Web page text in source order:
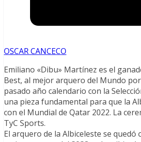
OSCAR CANCECO
Emiliano «Dibu» Martínez es el
Best, al mejor arquero del Mundo
pasado año calendario con la
una pieza fundamental para que la
con el Mundial de Qatar 2022. La
TyC Sports.
El arquero de la Albiceleste se quedó